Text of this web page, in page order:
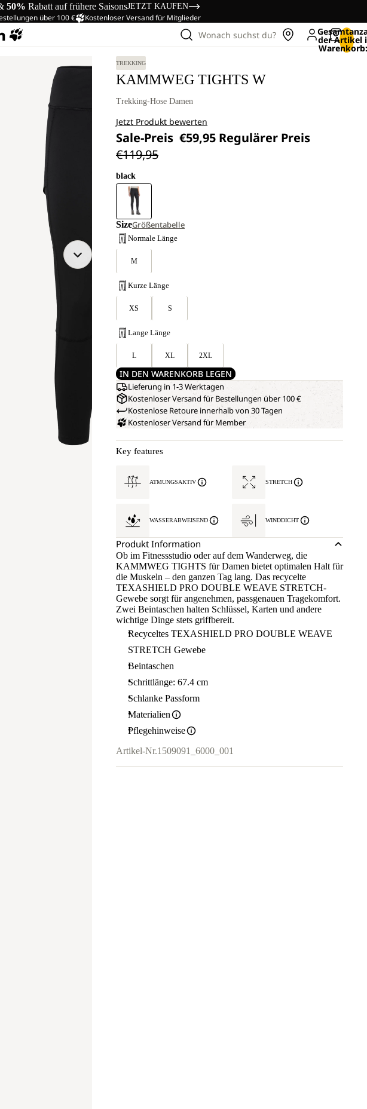
50% Rabatt auf frühere SaisonsJETZT KAUFEN
über 100 € Kostenloser Versand für Mitglieder
Wonach suchst du? der Artikel
TREKKING
KAMMWEG TIGHTS W
Trekking-Hose Damen
Jetzt Produkt bewerten
Sale-Preis €59,95 Regulärer Preis
€119,95
black
SizeGrößentabelle
Normale Länge
M
Kurze Länge
XS S
Lange Länge
L XL 2XL
IN DEN WARENKORB LEGEN
Lieferung in 1-3 Werktagen
Kostenloser Versand für Bestellungen über 100 €
Kostenlose Retoure innerhalb von 30 Tagen
Kostenloser Versand für Member
Key features
ATMUNGSAKTIV STRETCH
WASSERABWEISEND WINDDICHT
Produkt Information
Ob im Fitnessstudio oder auf dem Wanderweg, die
KAMMWEG TIGHTS für Damen bietet optimalen Halt für
die Muskeln – den ganzen Tag lang. Das recycelte
TEXASHIELD PRO DOUBLE WEAVE STRETCH-
Gewebe sorgt für angenehmen, passgenauen Tragekomfort.
Zwei Beintaschen halten Schlüssel, Karten und andere
wichtige Dinge stets griffbereit.
Recyceltes TEXASHIELD PRO DOUBLE WEAVE
STRETCH Gewebe
Beintaschen
Schrittlänge: 67.4 cm
Schlanke Passform
Materialien
Pflegehinweise
Artikel-Nr.1509091_6000_001